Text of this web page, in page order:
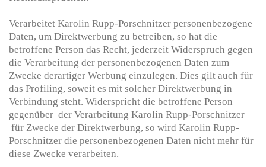
Verarbeitet Karolin Rupp-Porschnitzer personenbezogene
Daten, um Direktwerbung zu betreiben, so hat die
betroffene Person das Recht, jederzeit Widerspruch gegen
die Verarbeitung der personenbezogenen Daten zum
Zwecke derartiger Werbung einzulegen. Dies gilt auch für
das Profiling, soweit es mit solcher Direktwerbung in
Verbindung steht. Widerspricht die betroffene Person
gegenüber der Verarbeitung Karolin Rupp-Porschnitzer
für Zwecke der Direktwerbung, so wird Karolin Rupp-
Porschnitzer die personenbezogenen Daten nicht mehr für
diese Zwecke verarbeiten.